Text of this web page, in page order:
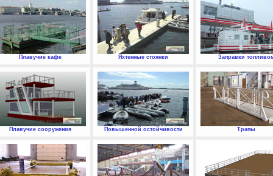
Плавучие кафе Яхтенные стоянки Заправки
Плавучие сооружения Повышенной остойчивости Трапы